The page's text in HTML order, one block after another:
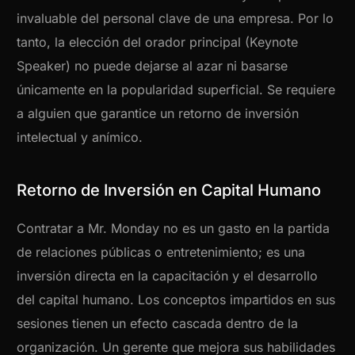
invaluable del personal clave de una empresa. Por lo
tanto, la elección del orador principal (Keynote
Speaker) no puede dejarse al azar ni basarse
únicamente en la popularidad superficial. Se requiere
a alguien que garantice un retorno de inversión
intelectual y anímico.
Retorno de Inversión en Capital Humano
Contratar a Mr. Monday no es un gasto en la partida
de relaciones públicas o entretenimiento; es una
inversión directa en la capacitación y el desarrollo
del capital humano. Los conceptos impartidos en sus
sesiones tienen un efecto cascada dentro de la
organización. Un gerente que mejora sus habilidades